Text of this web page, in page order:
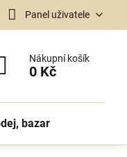
Panel uživatele
Nákupní košík
0 Kč
bazar